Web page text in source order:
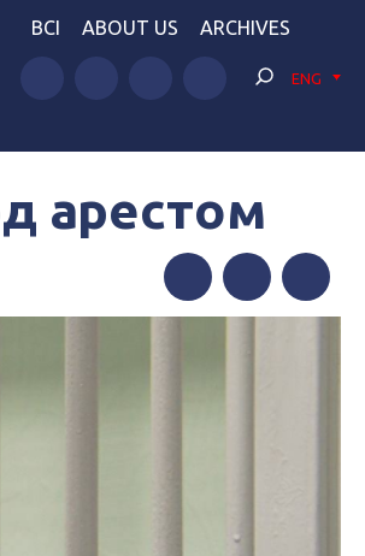
BCI ABOUT US ARCHIVES
ENG
арестом